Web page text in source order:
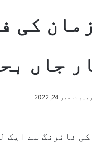
کی
جاں
دسمبر 24, 2022
فائرنگ سے ایک